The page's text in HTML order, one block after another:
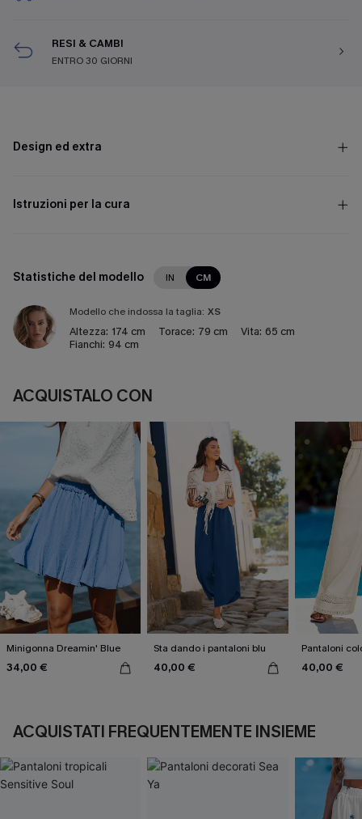
RESI & CAMBI
ENTRO 30 GIORNI
Design ed extra
Istruzioni per la cura
Statistiche del modello IN CM
Modello che indossa la taglia: XS
Altezza: 174 cm Torace: 79 cm Vita: 65 cm
Fianchi: 94 cm
ACQUISTALO CON
Minigonna Dreamin' Blue
34,00 €
Sta dando i pantaloni blu
40,00 €
Pantaloni
40,00 €
ACQUISTATI FREQUENTEMENTE INSIEME